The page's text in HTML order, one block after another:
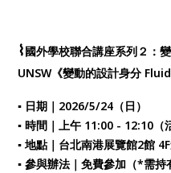
⌇國外學校聯合講座系列２：
UNSW《變動的設計身分
▪ 日期｜2026/5/24（日）
▪ 時間｜上午 11:00 - 12:10（
▪ 地點｜台北南港展覽館2館
▪ 參與辦法｜免費參加（*需持